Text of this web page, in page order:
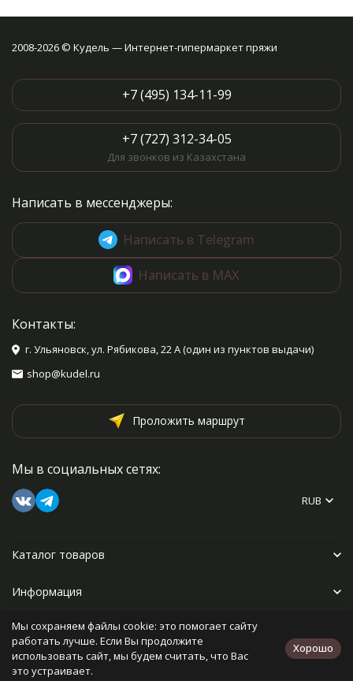
2008-2026 © Кудель — Интернет-гипермаркет пряжи
+7 (495) 134-11-99
+7 (727) 312-34-05
Для звонков из Казахстана
Написать в мессенджеры:
Написать в Telegram
Написать в MAX
Контакты:
г. Ульяновск, ул. Рябикова, 22 А (один из пунктов выдачи)
shop@kudel.ru
Проложить маршрут
Мы в социальных сетях:
RUB
Каталог товаров
Информация
Прочее
Политика персональных данных
Мы сохраняем файлы cookie: это помогает сайту
работать лучше. Если Вы продолжите
использовать сайт, мы будем считать, что Вас
это устраивает.
Хорошо